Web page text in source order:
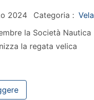
2024 Categoria : Vela
la Società Nautica
la regata velica